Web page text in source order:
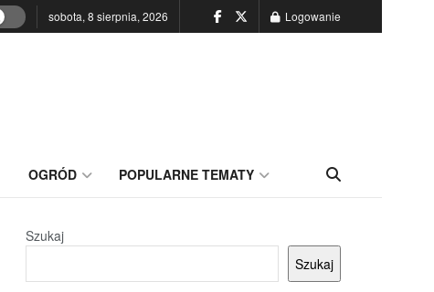
sobota, 8 sierpnia, 2026 Logowanie
OGRÓD POPULARNE TEMATY
Szukaj
Szukaj